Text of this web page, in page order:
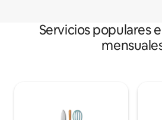
Servicios populares